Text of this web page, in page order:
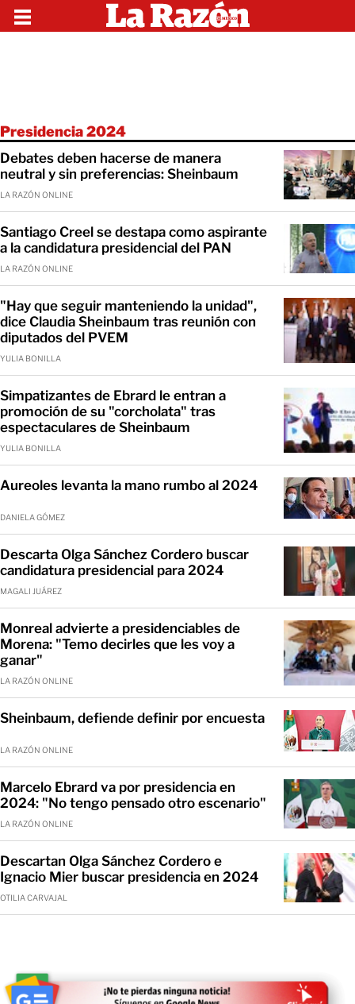
Presidencia 2024
Debates deben hacerse de manera
neutral y sin preferencias: Sheinbaum
LA RAZÓN ONLINE
Santiago Creel se destapa como aspirante
a la candidatura presidencial del PAN
LA RAZÓN ONLINE
"Hay que seguir manteniendo la unidad",
dice Claudia Sheinbaum tras reunión con
diputados del PVEM
YULIA BONILLA
Simpatizantes de Ebrard le entran a
promoción de su "corcholata" tras
espectaculares de Sheinbaum
YULIA BONILLA
Aureoles levanta la mano rumbo al 2024
DANIELA GÓMEZ
Descarta Olga Sánchez Cordero buscar
candidatura presidencial para 2024
MAGALI JUÁREZ
Monreal advierte a presidenciables de
Morena: "Temo decirles que les voy a
ganar"
LA RAZÓN ONLINE
Sheinbaum, defiende definir por encuesta
LA RAZÓN ONLINE
Marcelo Ebrard va por presidencia en
2024: "No tengo pensado otro escenario"
LA RAZÓN ONLINE
Descartan Olga Sánchez Cordero e
Ignacio Mier buscar presidencia en 2024
OTILIA CARVAJAL